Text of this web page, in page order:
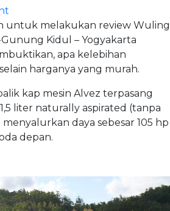
untuk melakukan review Wuling
Kidul – Yogyakarta
apa kelebihan
harganya yang murah.
kap mesin Alvez terpasang
liter naturally aspirated (tanpa
menyalurkan daya sebesar 105 hp
depan.